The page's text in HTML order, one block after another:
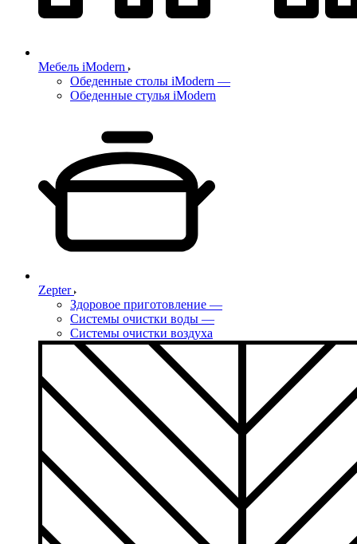
Мебель iModern
Обеденные столы iModern —
Обеденные стулья iModern
Zepter
Здоровое приготовление —
Системы очистки воды —
Системы очистки воздуха